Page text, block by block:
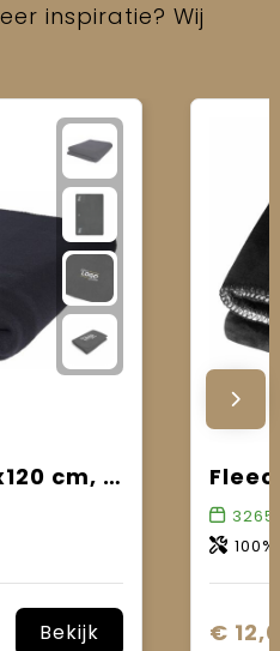
inspiratie? Wij
Fleeceplaid 150x120 cm, 200 gr/m²
Bekijk
3265
€